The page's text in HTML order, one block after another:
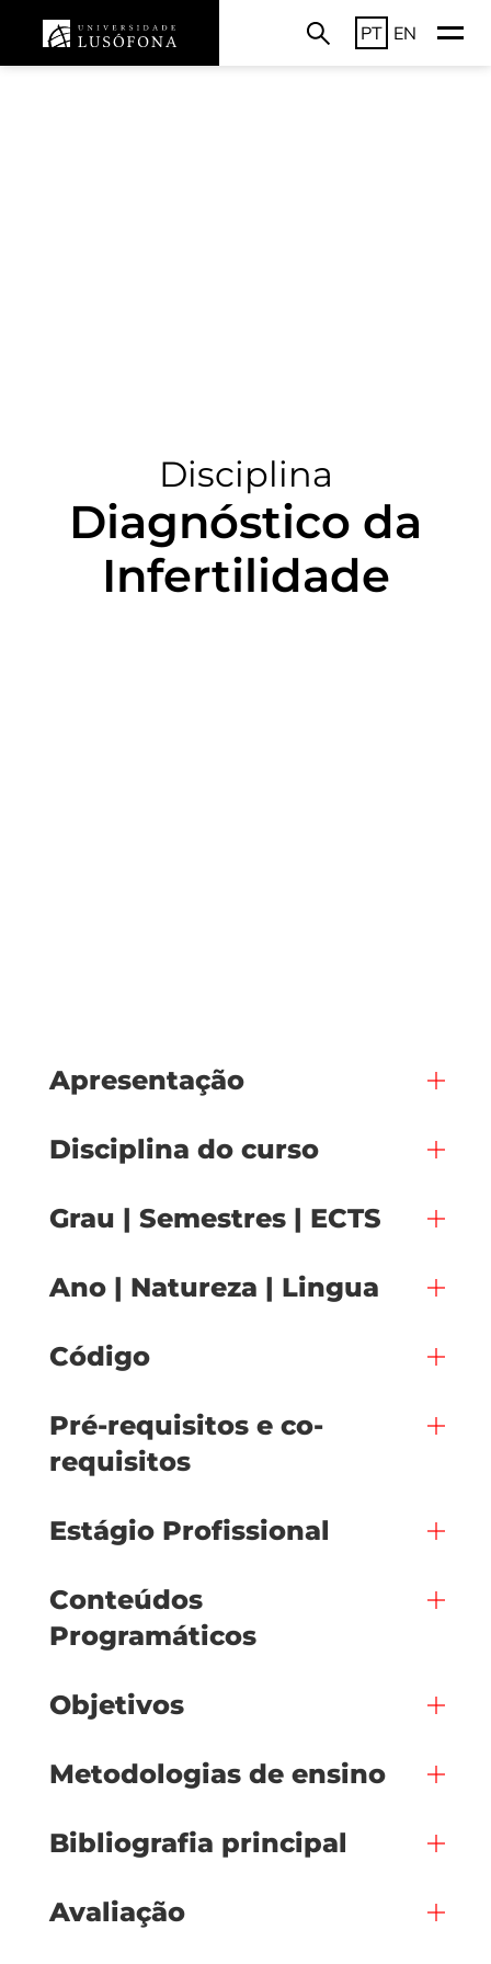
PT EN
Disciplina
Diagnóstico da
Infertilidade
Apresentação
Disciplina do curso
Grau | Semestres | ECTS
Ano | Natureza | Lingua
Código
Pré-requisitos e co-
requisitos
Estágio Profissional
Conteúdos
Programáticos
Objetivos
Metodologias de ensino
Bibliografia principal
Avaliação